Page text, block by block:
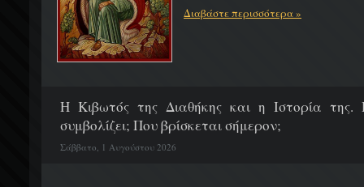
Διαβάστε περισσότερα »
H Κιβωτός της Διαθήκης και η Ιστορία της.
συμβολίζει; Που βρίσκεται σήμερον;
Σάββατο, 1 Αυγούστου 2026